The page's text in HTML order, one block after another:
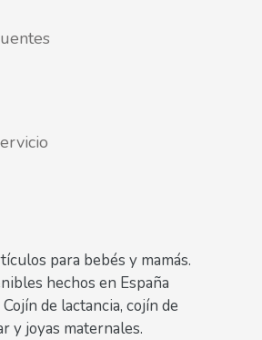
para bebés y mamás.
hechos en España
de lactancia, cojín de
y joyas maternales.